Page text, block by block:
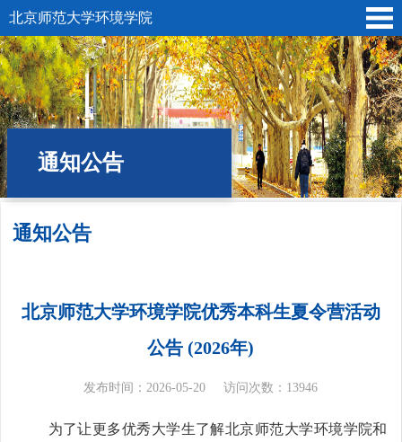
北京师范大学环境学院
通知公告
通知公告
位置:首页» 通知公告
北京师范大学环境学院优秀本科生夏令营活动
公告 (2026年)
发布时间：2026-05-20 访问次数： 13946
为了让更多优秀大学生了解北京师范大学环境学院和